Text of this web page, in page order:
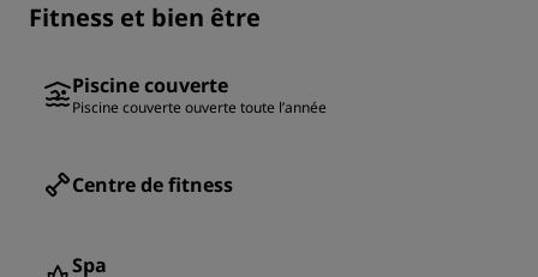
Fitness et bien être
Piscine couverte
Piscine couverte ouverte toute l’année
Centre de fitness
Spa